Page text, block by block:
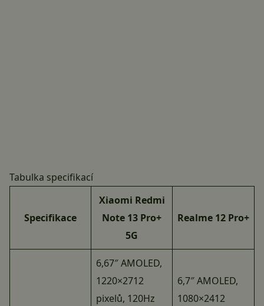
Tabulka specifikací
Specifikace
Xiaomi Redmi
Note 13 Pro+
5G
Realme 12 Pro+
6,67″ AMOLED,
1220×2712
pixelů, 120Hz
6,7″ AMOLED,
1080×2412